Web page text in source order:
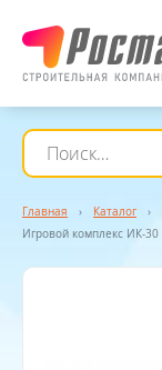
Главная › Каталог ›
Игровой комплекс ИК-30